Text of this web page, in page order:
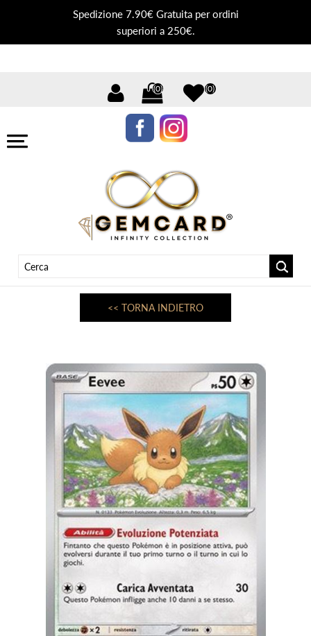
Spedizione 7.90€ Gratuita per ordini
superiori a 250€.
(0) (0)
<< TORNA INDIETRO